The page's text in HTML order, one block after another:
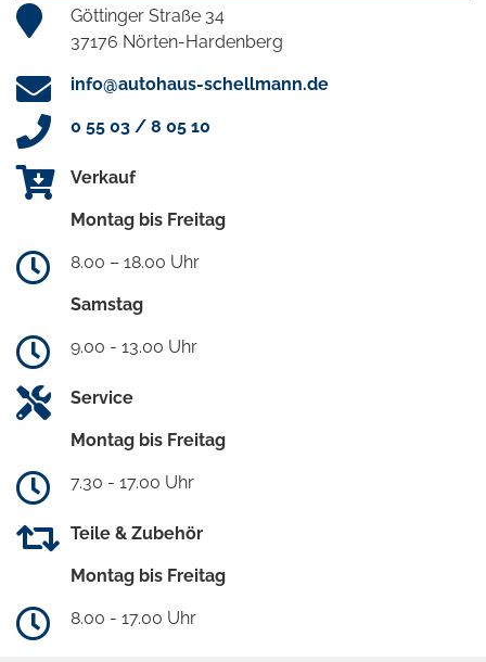
Göttinger Straße 34
37176 Nörten-Hardenberg
info@autohaus-schellmann.de
0 55 03 / 8 05 10
Verkauf
Montag bis Freitag
8.00 – 18.00 Uhr
Samstag
9.00 - 13.00 Uhr
Service
Montag bis Freitag
7.30 - 17.00 Uhr
Teile & Zubehör
Montag bis Freitag
8.00 - 17.00 Uhr